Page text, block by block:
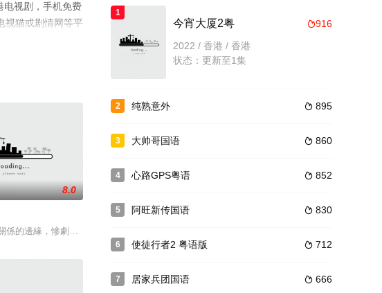
电视剧，手机免费
视猫或剧情网等平
8.0
係的邊緣，慘劇成因究竟係乜？人與人之間嘅疏離、冷漠、無視，一一成為幫兇！世界每一個
1
916
今宵大厦2粤
2022 / 香港 / 香港
状态：更新至1集
2  895
纯熟意外
3  860
大帅哥国语
4  852
心路GPS粤语
5  830
阿旺新传国语
6  712
使徒行者2 粤语版
7  666
居家兵团国语